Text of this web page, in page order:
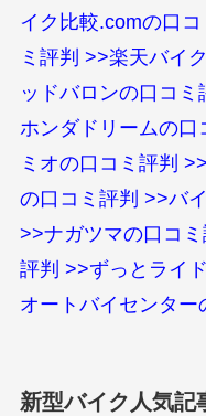
イク比較.comの口コ
ミ評判 >>楽天バイ
ッドバロンの口コミ
ホンダドリームの口
ミオの口コミ評判
の口コミ評判 >>バ
>>ナガツマの口コミ
評判 >>ずっとライ
オートバイセンター
新型バイク人気記